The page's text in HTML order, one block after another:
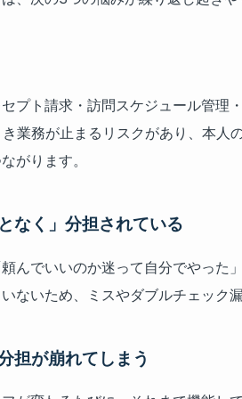
プト請求・訪問スケジュール管理
業務が止まるリスクがあり、本人
がります。
なく」分担されている
んでいいのか迷って自分でやった
ないため、ミスやダブルチェック
担が崩れてしまう